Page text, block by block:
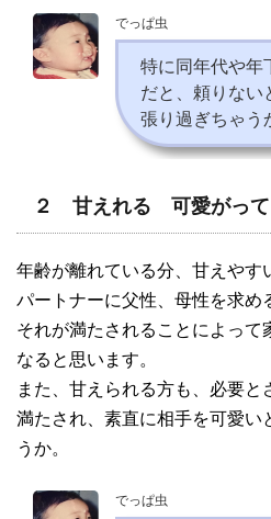
でっぱ虫
特に同年代や年
だと、頼りない
張り過ぎちゃう
２ 甘えれる 可愛がって
年齢が離れている分、甘えやす
パートナーに父性、母性を求め
それが満たされることによって
なると思います。
また、甘えられる方も、必要
満たされ、素直に相手を可愛い
うか。
でっぱ虫